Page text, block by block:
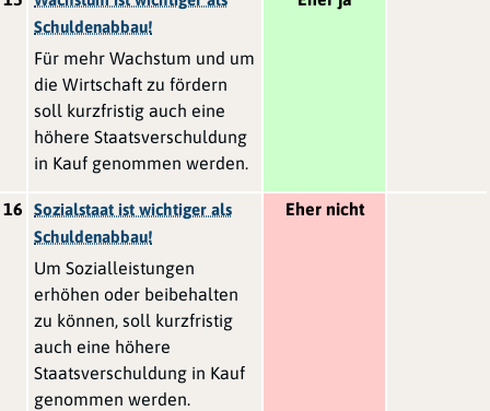
Schuldenabbau!
Für mehr Wachstum und um
die Wirtschaft zu fördern
soll kurzfristig auch eine
höhere Staatsverschuldung
in Kauf genommen werden.
16
Sozialstaat ist wichtiger als
Schuldenabbau!
Um Sozialleistungen
erhöhen oder beibehalten
zu können, soll kurzfristig
auch eine höhere
Staatsverschuldung in Kauf
genommen werden.
Eher nicht